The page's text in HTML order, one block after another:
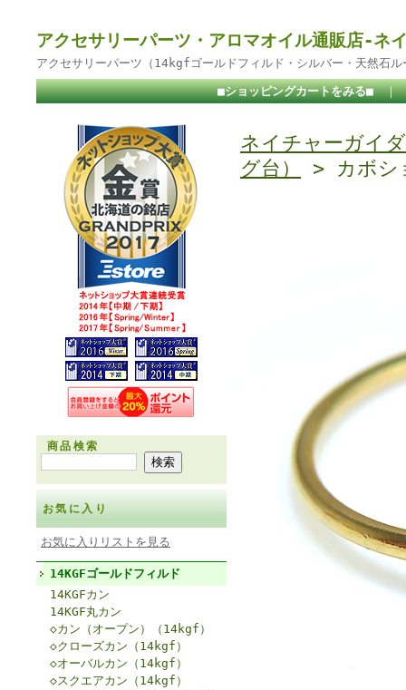
アクセサリーパーツ・アロマオイル通販店-ネ
アクセサリーパーツ（14kgfゴールドフィルド・シルバー・天然石
■ショッピングカートをみる■ ｜
商品検索
お気に入り
お気に入りリストを見る
14KGFゴールドフィルド
14KGFカン
14KGF丸カン
◇カン（オープン）（14kgf）
◇クローズカン（14kgf）
◇オーバルカン（14kgf）
◇スクエアカン（14kgf）
ネイチャーガイ
グ台）
> カボシ